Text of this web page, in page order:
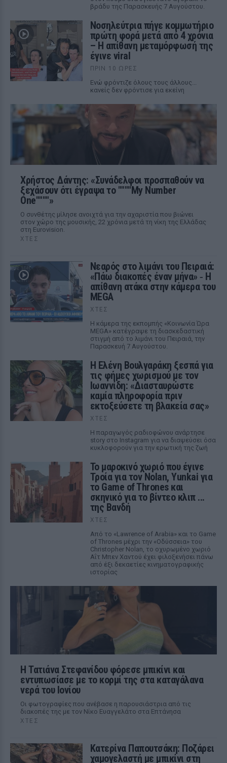
βράδυ της Παρασκευής 7 Αυγούστου.
Νοσηλεύτρια πήγε κομμωτήριο
πρώτη φορά μετά από 4 χρόνια
– Η απίθανη μεταμόρφωσή της
έγινε viral
ΠΡΙΝ 10 ΏΡΕΣ
Ενώ φρόντιζε όλους τους άλλους...
κανείς δεν φρόντισε για εκείνη
Χρήστος Δάντης: «Συνάδελφοι προσπαθούν να
ξεχάσουν ότι έγραψα το """"My Number
One""""»
Ο συνθέτης μίλησε ανοιχτά για την αχαριστία που βιώνει
στον χώρο της μουσικής, 22 χρόνια μετά τη νίκη της Ελλάδας
στη Eurovision.
ΧΤΕΣ
Νεαρός στο λιμάνι του Πειραιά:
«Πάω διακοπές έναν μήνα» ‑ Η
απίθανη ατάκα στην κάμερα του
MEGA
ΧΤΕΣ
Η κάμερα της εκπομπής «Κοινωνία Ώρα
MEGA» κατέγραψε τη διασκεδαστική
στιγμή από το λιμάνι του Πειραιά, την
Παρασκευή 7 Αυγούστου.
Η Ελένη Βουλγαράκη ξεσπά για
τις φήμες χωρισμού με τον
Ιωαννίδη: «Διασταυρώστε
καμία πληροφορία πριν
εκτοξεύσετε τη βλακεία σας»
ΧΤΕΣ
Η παραγωγός ραδιοφώνου ανάρτησε
story στο Instagram για να διαψεύσει όσα
κυκλοφορούν για την ερωτική της ζωή
Το μαροκινό χωριό που έγινε
Τροία για τον Nolan, Yunkai για
το Game of Thrones και
σκηνικό για το βίντεο κλιπ ...
της Βανδή
ΧΤΕΣ
Από το «Lawrence of Arabia» και το Game
of Thrones μέχρι την «Οδύσσεια» του
Christopher Nolan, το οχυρωμένο χωριό
Αΐτ Μπεν Χαντού έχει φιλοξενήσει πάνω
από έξι δεκαετίες κινηματογραφικής
ιστορίας
Η Τατιάνα Στεφανίδου φόρεσε μπικίνι και
εντυπωσίασε με το κορμί της στα καταγάλανα
νερά του Ιονίου
Οι φωτογραφίες που ανέβασε η παρουσιάστρια από τις
διακοπές της με τον Νίκο Ευαγγελάτο στα Επτάνησα
ΧΤΕΣ
Κατερίνα Παπουτσάκη: Ποζάρει
χαμογελαστή με μπικίνι στη